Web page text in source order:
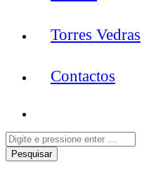
Torres Vedras
Contactos